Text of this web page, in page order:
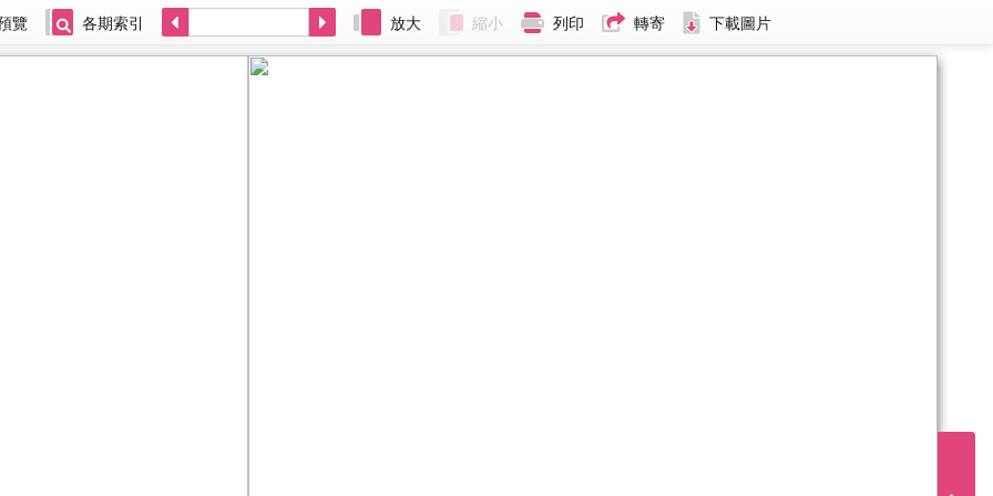
覽 各期索引 放大 縮小 列印 轉寄 下載圖片